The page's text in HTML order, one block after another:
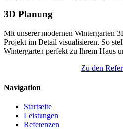
3D Planung
Mit unserer modernen Wintergarten
Projekt im Detail visualisieren. So
Wintergarten perfekt zu Ihrem Haus
Zu den
Navigation
Startseite
Leistungen
Referenzen